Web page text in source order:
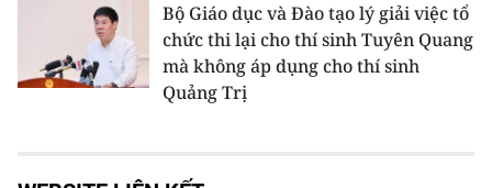
Bộ Giáo dục và Đào tạo lý giải việc tổ
chức thi lại cho thí sinh Tuyên Quang
mà không áp dụng cho thí sinh
Quảng Trị